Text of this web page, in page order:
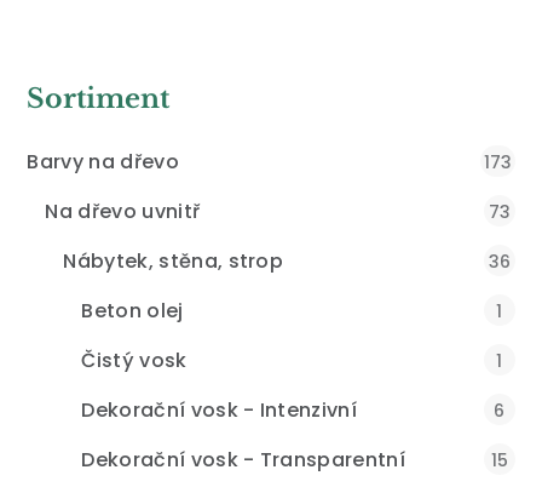
Sortiment
Barvy na dřevo 173
Na dřevo uvnitř 73
Nábytek, stěna, strop 36
Beton olej 1
Čistý vosk 1
Dekorační vosk - Intenzivní 6
Dekorační vosk - Transparentní 15